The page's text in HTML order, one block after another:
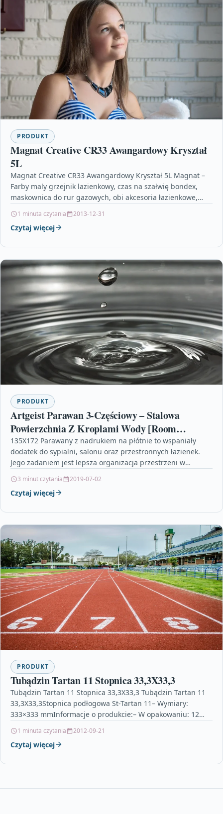
PRODUKT
Magnat Creative CR33 Awangardowy Kryształ
5L
Magnat Creative CR33 Awangardowy Kryształ 5L Magnat –
Farby maly grzejnik lazienkowy, czas na szałwię bondex,
maskownica do rur gazowych, obi akcesoria łazienkowe,
1 minuta czytania 2013-12-31
Czytaj więcej
PRODUKT
Artgeist Parawan 3-Częściowy – Stalowa
Powierzchnia Z Kroplami Wody [Room
Dividers] 135X172
135X172 Parawany z nadrukiem na płótnie to wspaniały
dodatek do sypialni, salonu oraz przestronnych łazienek.
Jego zadaniem jest lepsza organizacja przestrzeni w
3 minut czytania 2019-07-02
Czytaj więcej
PRODUKT
Tubądzin Tartan 11 Stopnica 33,3X33,3
Tubądzin Tartan 11 Stopnica 33,3X33,3 Tubądzin Tartan 11
33,3X33,3Stopnica podłogowa St-Tartan 11– Wymiary:
333×333 mmInformacje o produkcie:– W opakowaniu: 12
1 minuta czytania 2012-09-21
Czytaj więcej